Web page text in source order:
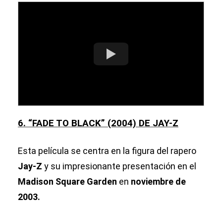
6. “FADE TO BLACK” (2004) DE JAY-Z
Esta película se centra en la figura del rapero
Jay-Z y su impresionante presentación en el
Madison Square Garden en noviembre de
2003.